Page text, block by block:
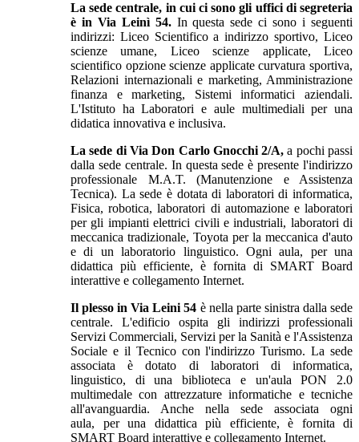
La sede centrale, in cui ci sono gli uffici di segreteria
è in Via Leinì 54. In questa sede ci sono i seguenti
indirizzi: Liceo Scientifico a indirizzo sportivo, Liceo
scienze umane, Liceo scienze applicate, Liceo
scientifico opzione scienze applicate curvatura sportiva,
Relazioni internazionali e marketing, Amministrazione
finanza e marketing, Sistemi informatici aziendali.
L'Istituto ha Laboratori e aule multimediali per una
didatica innovativa e inclusiva.
La sede di Via Don Carlo Gnocchi 2/A,a pochi passi
dalla sede centrale. In questa sede è presente l'indirizzo
professionale M.A.T. (Manutenzione e Assistenza
Tecnica). La sede è dotata di laboratori di informatica,
Fisica, robotica, laboratori di automazione e laboratori
per gli impianti elettrici civili e industriali, laboratori di
meccanica tradizionale, Toyota per la meccanica d'auto
e di un laboratorio linguistico. Ogni aula, per una
didattica più efficiente, è fornita di SMART Board
interattive e collegamento Internet.
Il plesso in Via Leini 54 è nella parte sinistra dalla sede
centrale. L'edificio ospita gli indirizzi professionali
Servizi Commerciali, Servizi per la Sanità e l'Assistenza
Sociale e il Tecnico con l'indirizzo Turismo. La sede
associata è dotato di laboratori di informatica,
linguistico, di una biblioteca e un'aula PON 2.0
multimedale con attrezzature informatiche e tecniche
all'avanguardia. Anche nella sede associata ogni
aula, per una didattica più efficiente, è fornita di
SMART Board interattive e collegamento Internet.